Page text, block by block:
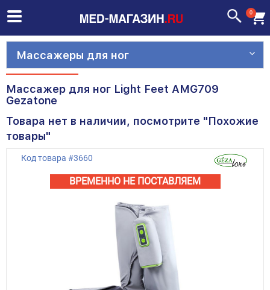
0
Массажеры для ног
Массажер для ног Light Feet AMG709
Gezatone
Товара нет в наличии, посмотрите "Похожие
товары"
Код товара #3660
ВРЕМЕННО НЕ ПОСТАВЛЯЕМ